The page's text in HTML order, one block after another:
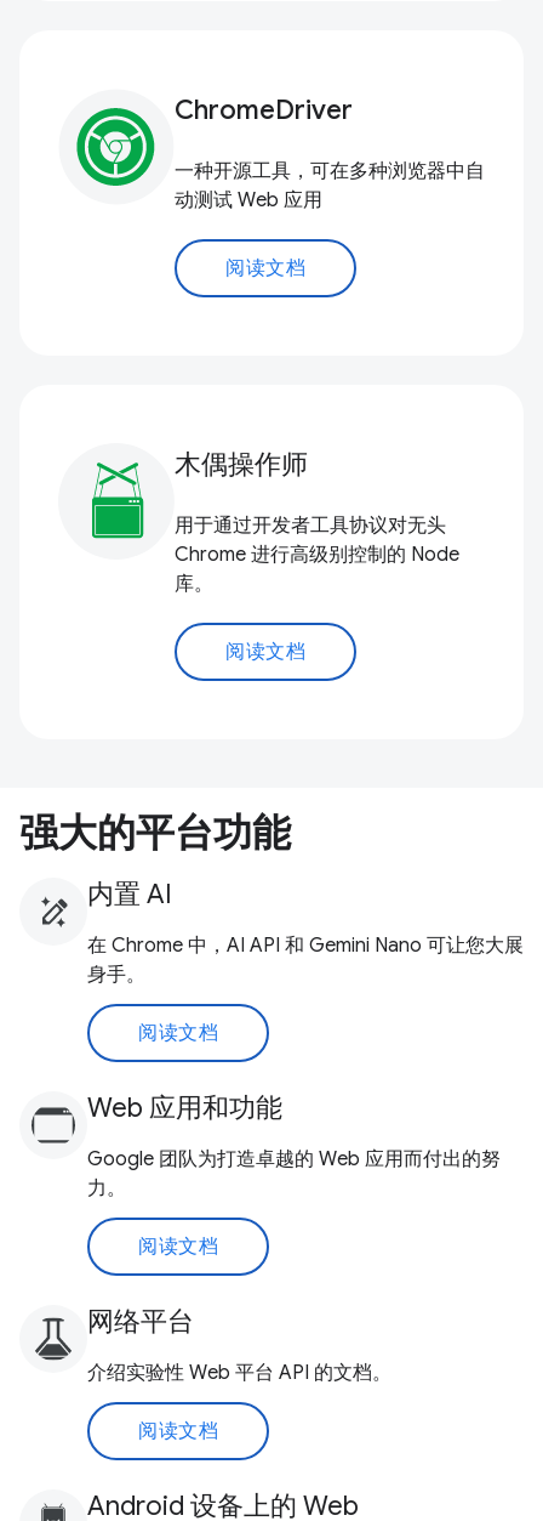
ChromeDriver
一种开源工具，可在多种浏览器中自
动测试 Web 应用
阅读文档
木偶操作师
用于通过开发者工具协议对无头
Chrome 进行高级别控制的 Node
库。
阅读文档
强大的平台功能
内置 AI
在 Chrome 中，AI API 和 Gemini Nano 可让您大展
身手。
阅读文档
Web 应用和功能
Google 团队为打造卓越的 Web 应用而付出的努
力。
阅读文档
网络平台
介绍实验性 Web 平台 API 的文档。
阅读文档
Android 设备上的 Web